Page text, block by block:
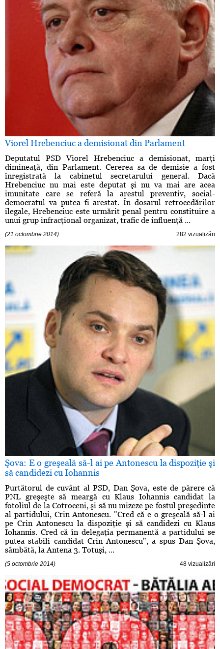
Viorel Hrebenciuc a demisionat din Parlament
Deputatul PSD Viorel Hrebenciuc a demisionat, marţi
dimineaţă, din Parlament. Cererea sa de demisie a fost
înregistrată la cabinetul secretarului general. Dacă
Hrebenciuc nu mai este deputat şi nu va mai are acea
imunitate care se referă la arestul preventiv, social-
democratul va putea fi arestat. În dosarul retrocedărilor
ilegale, Hrebenciuc este urmărit penal pentru constituire a
unui grup infracţional organizat, trafic de influenţă ...
(21 octombrie 2014) 282 vizualizări
Şova: E o greşeală să-l ai pe Antonescu la dispoziţie şi
să candidezi cu Iohannis
Purtătorul de cuvânt al PSD, Dan Şova, este de părere că
PNL greşeşte să meargă cu Klaus Iohannis candidat la
fotoliul de la Cotroceni, şi să nu mizeze pe fostul preşedinte
al partidului, Crin Antonescu. "Cred că e o greşeală să-l ai
pe Crin Antonescu la dispoziţie şi să candidezi cu Klaus
Iohannis. Cred că în delegaţia permanentă a partidului se
putea stabili candidat Crin Antonescu", a spus Dan Şova,
sâmbătă, la Antena 3. Totuşi, ...
(5 octombrie 2014) 48 vizualizări